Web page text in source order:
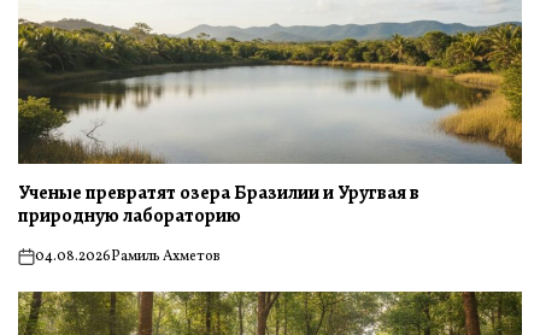
Ученые превратят озера Бразилии и Уругвая в
природную лабораторию
on04.08.2026Рамиль Ахметов